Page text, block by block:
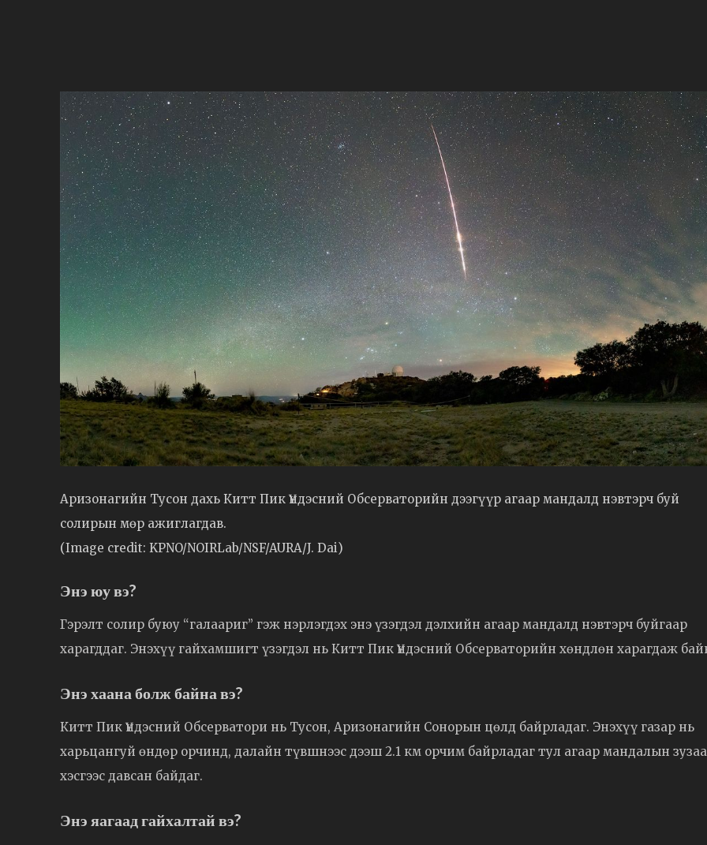
Аризонагийн Тусон дахь Китт Пик Үндэсний Обсерваторийн дээгүүр агаар мандалд нэвтэрч буй
солирын мөр ажиглагдав.
(Image credit: KPNO/NOIRLab/NSF/AURA/J. Dai)
Энэ юу вэ?
Гэрэлт солир буюу “галаариг” гэж нэрлэгдэх энэ үзэгдэл дэлхийн агаар мандалд нэвтэрч буйгаар
харагддаг. Энэхүү гайхамшигт үзэгдэл нь Китт Пик Үндэсний Обсерваторийн хөндлөн харагдаж
Энэ хаана болж байна вэ?
Китт Пик Үндэсний Обсерватори нь Тусон, Аризонагийн Сонорын цөлд байрладаг. Энэхүү газар нь
харьцангуй өндөр орчинд, далайн түвшнээс дээш 2.1 км орчим байрладаг тул агаар мандалын
хэсгээс давсан байдаг.
Энэ яагаад гайхалтай вэ?